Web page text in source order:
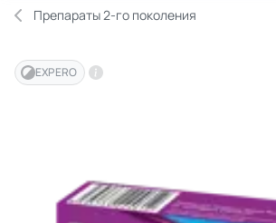
Препараты 2-го поколения
EXPERO